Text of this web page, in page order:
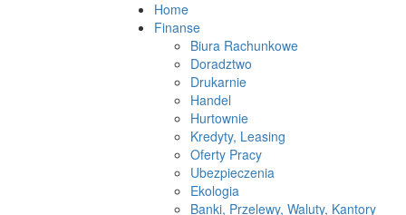
Home
Finanse
Biura Rachunkowe
Doradztwo
Drukarnie
Handel
Hurtownie
Kredyty, Leasing
Oferty Pracy
Ubezpieczenia
Ekologia
Banki, Przelewy, Waluty, Kantory